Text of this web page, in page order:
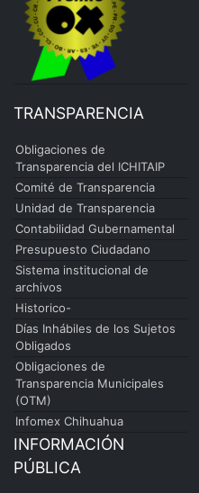
TRANSPARENCIA
Obligaciones de
Transparencia del ICHITAIP
Comité de Transparencia
Unidad de Transparencia
Contabilidad Gubernamental
Presupuesto Ciudadano
Sistema institucional de
archivos
Historico-
Días Inhábiles de los Sujetos
Obligados
Obligaciones de
Transparencia Municipales
(OTM)
Infomex Chihuahua
INFORMACIÓN
PÚBLICA